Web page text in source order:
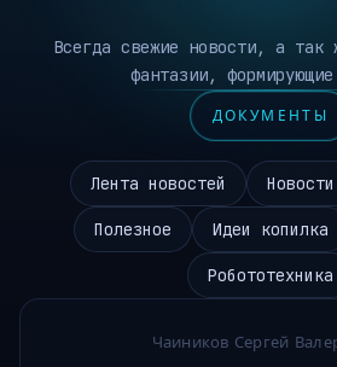
Всегда свежие новости, а
фантазии,
ДОКУМЕНТЫ
Лента новостей
Полезное Идеи копилка
Робототехника
Чаиников Сергей